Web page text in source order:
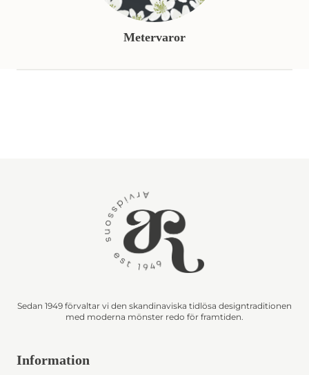
Metervaror
Sedan 1949 förvaltar vi den skandinaviska tidlösa designtraditionen
med moderna mönster redo för framtiden.
Information